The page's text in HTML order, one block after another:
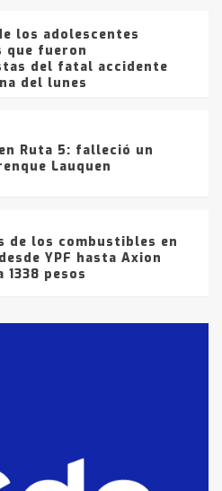
los adolescentes
que fueron
del fatal accidente
del lunes
Ruta 5: falleció un
Lauquen
de los combustibles en
YPF hasta Axion
1338 pesos
por
de drogas en la